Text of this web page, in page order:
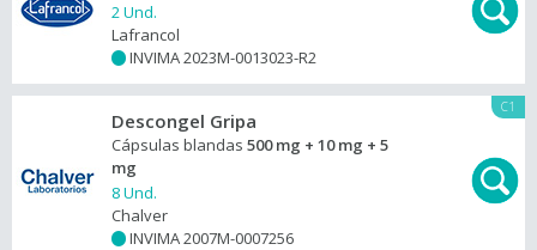
2 Und.
Lafrancol
INVIMA 2023M-0013023-R2
C1
Descongel Gripa
Cápsulas blandas 500 mg + 10 mg + 5
mg
8 Und.
Chalver
INVIMA 2007M-0007256